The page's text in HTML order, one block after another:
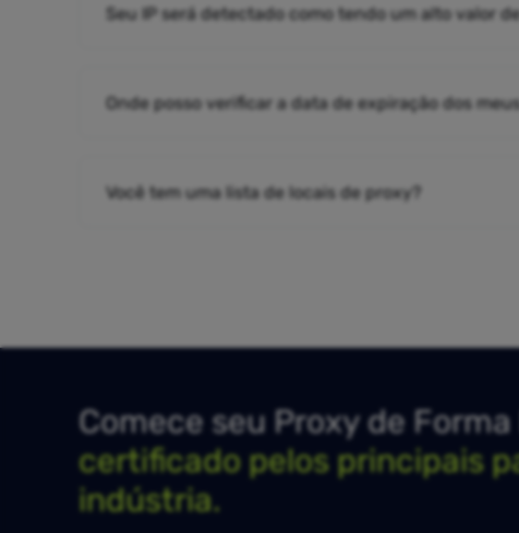
Seu IP será detectado como tendo um alto valor
Onde posso verificar a data de expiração dos meus
Você tem uma lista de locais de proxy?
Comece seu Proxy de
certificado pelos principais
indústria.